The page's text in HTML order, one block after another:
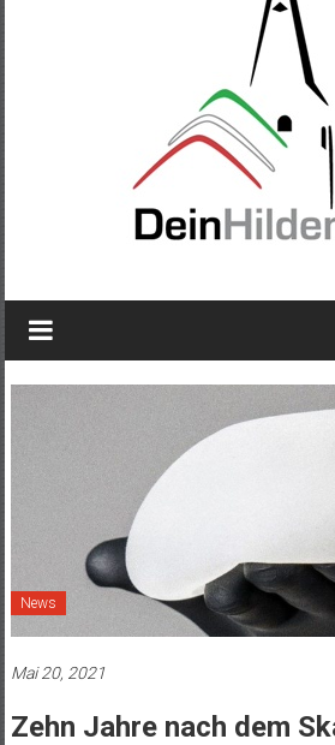
News
Mai 20, 2021
Zehn Jahre nach dem